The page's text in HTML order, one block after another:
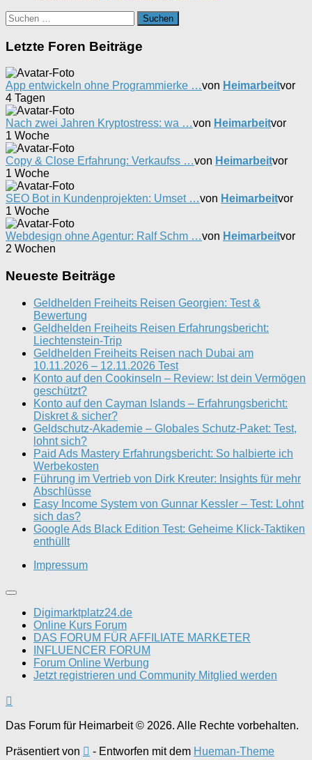
Suchen
nach:
Letzte Foren Beiträge
App entwickeln ohne Programmierke …von Heimarbeitvor
4 Tagen
Nach zwei Jahren Kryptostress: wa …von Heimarbeitvor
1 Woche
Copy & Close Erfahrung: Verkaufss …von Heimarbeitvor
1 Woche
SEO Bot in Kundenprojekten: Umset …von Heimarbeitvor
1 Woche
Webdesign ohne Agentur: Ralf Schm …von Heimarbeitvor
2 Wochen
Neueste Beiträge
Geldhelden Freiheits Reisen Georgien: Test &
Bewertung
Geldhelden Freiheits Reisen Erfahrungsbericht:
Liechtenstein-Trip
Geldhelden Freiheits Reisen nach Dubai am
10.11.2026 – 12.11.2026 Test
Konto auf den Cookinseln – Review: Ist dein Vermögen
geschützt?
Konto auf den Cayman Islands – Erfahrungsbericht:
Diskret & sicher?
Geldschutz-Akademie – Globales Schutz-Paket: Test,
lohnt sich?
Paid Ads Mastery Erfahrungsbericht: So halbierte ich
Werbekosten
Führung im Vertrieb von Dirk Kreuter: Insights für mehr
Abschlüsse
Easy Income System von Gunnar Kessler – Test: Lohnt
sich das?
Google Ads Black Edition Test: Geheime Klick-Taktiken
enthüllt
Impressum
Digimarktplatz24.de
Online Kurs Forum
DAS FORUM FÜR AFFILIATE MARKETER
INFLUENCER FORUM
Forum Online Werbung
Jetzt registrieren und Community Mitglied werden
Das Forum für Heimarbeit © 2026. Alle Rechte vorbehalten.
Präsentiert von - Entworfen mit dem Hueman-Theme